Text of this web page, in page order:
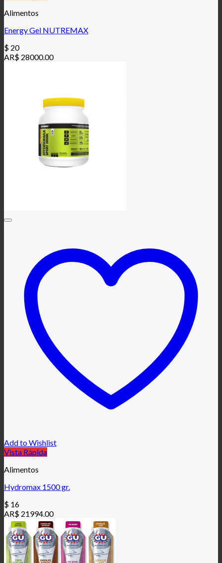
Alimentos
Energy Gel NUTREMAX
$ 20
AR$ 28000.00
Add to Wishlist
Vista Rápida
Alimentos
Hydromax 1500 gr.
$ 16
AR$ 21994.00